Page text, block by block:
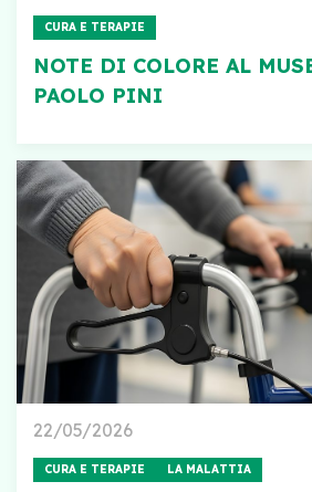
CURA E TERAPIE
NOTE DI COLORE AL
PAOLO PINI
22/05/2026
CURA E TERAPIE LA MALATTIA